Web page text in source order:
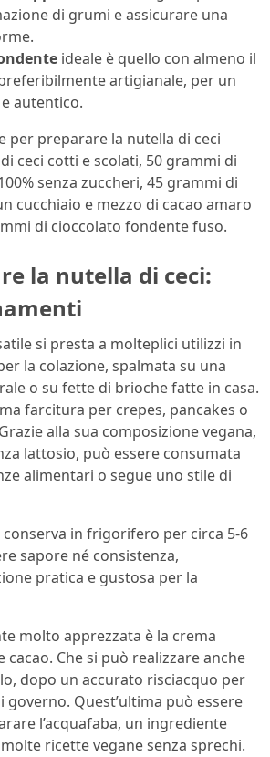
di grumi e assicurare una
ideale è quello con almeno il
artigianale, per un
autentico.
per preparare la nutella di ceci
ceci cotti e scolati, 50 grammi di
senza zuccheri, 45 grammi di
cucchiaio e mezzo di cacao amaro
di cioccolato fondente fuso.
la nutella di ceci:
si presta a molteplici utilizzi in
la colazione, spalmata su una
o su fette di brioche fatte in casa.
farcitura per crepes, pancakes o
alla sua composizione vegana,
lattosio, può essere consumata
alimentari o segue uno stile di
in frigorifero per circa 5-6
sapore né consistenza,
pratica e gustosa per la
molto apprezzata è la crema
cacao. Che si può realizzare anche
dopo un accurato risciacquo per
governo. Quest’ultima può essere
l’acquafaba, un ingrediente
ricette vegane senza sprechi.